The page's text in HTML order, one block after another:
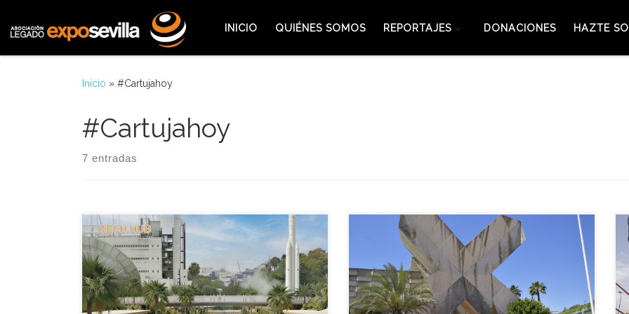
INICIO QUIÉNES SOMOS REPORTAJES DONACIONES HAZTE
Inicio » #Cartujahoy
#Cartujahoy
7 entradas
El presidente del Círculo de Empresarios de
Cartuja, Raúl Maldonado, dice no entender las
críticas a Sevilla Tech Park, espacio que califica
como “una joya”. Quizás algunas de esas críticas
sean porque, aun siendo el motor económico de la
Un año más hemos realizado nuestras visitas
guiadas del mes de Abril por el recinto de la Isla de
la Cartuja, como es habitual la visita de este mes se
realiza en la zona norte del recinto. Con motivo del
vigésimo séptimo aniversario de la Expo’92, hemos